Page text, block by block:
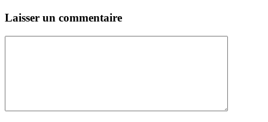
Laisser un commentaire